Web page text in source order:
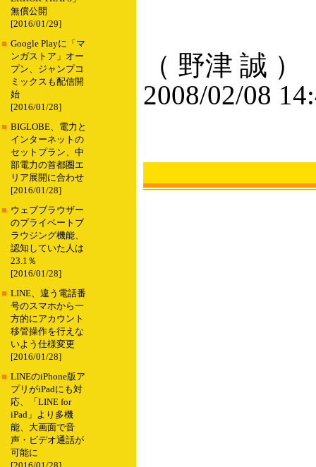
無償公開
[2016/01/29]
■ Google Playに「マ
ンガストア」オー
プン、ジャンプコ
ミックスも配信開
始
[2016/01/28]
■ BIGLOBE、電力と
インターネットの
セットプラン、中
部電力の首都圏エ
リア展開に合わせ
[2016/01/28]
■ ウェブブラウザー
のプライベートブ
ラウジング機能、
認知していた人は
23.1％
[2016/01/28]
■ LINE、違う電話番
号のスマホから一
方的にアカウント
移管操作を行えな
いよう仕様変更
[2016/01/28]
■ LINEのiPhone版ア
プリがiPadにも対
応、「LINE for
iPad」より多機
能、大画面で音
声・ビデオ通話が
可能に
（ 野津 誠 ）
2008/02/08